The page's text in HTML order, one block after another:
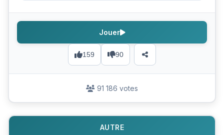
159 90
Jouer
91 186 votes
AUTRE